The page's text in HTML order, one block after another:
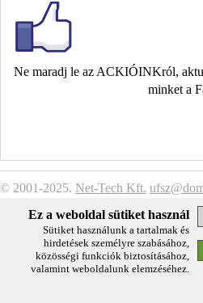
Ne maradj le az ACKIÓINKról,
minket a
© 2001-2025. Net-Tech Kft.
Ez a weboldal sütiket használ
Sütiket használunk a tartalmak és
hirdetések személyre szabásához,
közösségi funkciók biztosításához,
valamint weboldalunk elemzéséhez.